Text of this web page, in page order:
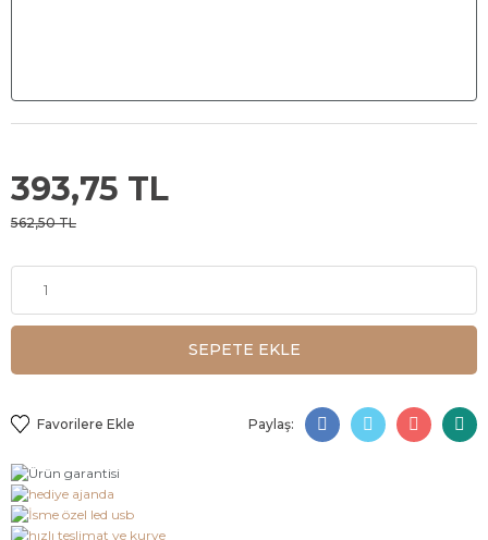
393,75 TL
562,50 TL
SEPETE EKLE
Paylaş: